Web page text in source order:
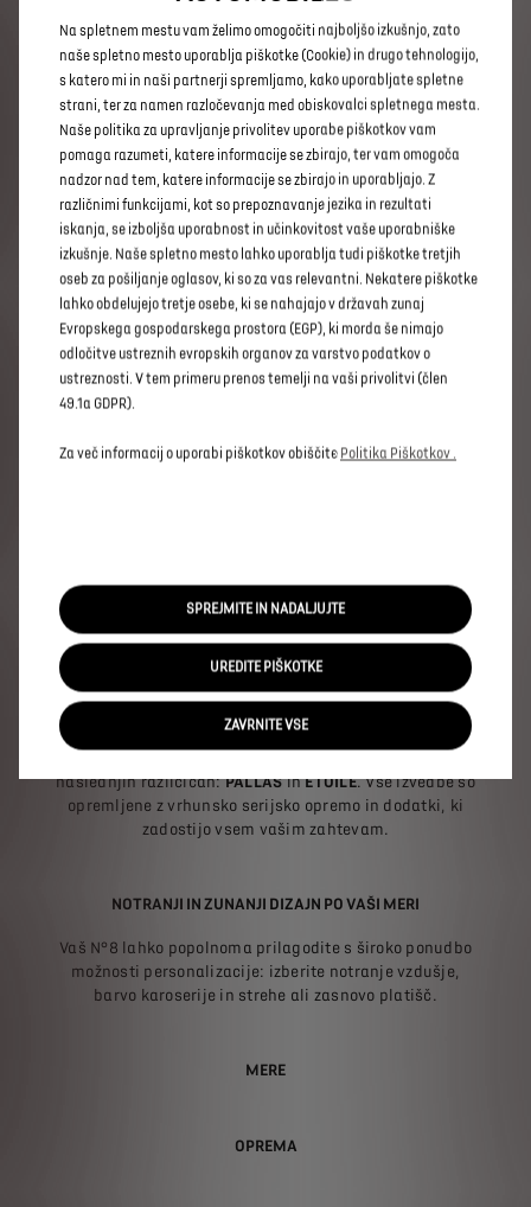
opcijsko
opremo, ki lahko občutno vpliva
na
CO2. Vrednosti
upoštevajo zlasti uporabe in pogojev vožnje,
opreme ali možnosti in se lahko razlikujejo glede
na obliko pnevmatik. Prikazane vrednosti se lahko
razlikujejo
vrednosti, ki se upoštevajo za
določitev
vozili povezanih davkov dajatev,
(med drugim) določajo na podlagi emisij CO2, saj
so za odmero le-teh lahko predpisani tudi drugi
standardi. Za več informacij o uradni porabi goriva
in emisijah CO2 preberite smernico Uredbo o
informacijah
o varčnosti porabe goriva, emisijah
ogljikovega dioksida in emisijah onesnaževal
zunanjega zraka, ki so na voljo potrošnikom o
novih osebnih avtomobilih (Uradni list RS. št. 24-
956/2014).
KONFIGURATOR N°8
našim konfiguratorjem DS – glede na vaše želje in
potrebe: stopnje opreme, pogonski sklopi, oprema,
dizajn …
RAZPOLOŽLJIVE IZVEDBE
naslednjih različicah:PALLASinÉTOILE. Vse izvedbe so
opremljene z vrhunsko serijsko opremo in dodatki, ki
zadostijo vsem vašim zahtevam.
NOTRANJI IN ZUNANJI DIZAJN PO VAŠI MERI
Vaš N°8 lahko popolnoma prilagodite s široko ponudbo
možnosti personalizacije: izberite notranje vzdušje,
barvo karoserije in strehe ali zasnovo platišč.
MERE
OPREMA
Na spletnem mestu vam želimo omogočiti najboljšo izkušnjo, zato
naše spletno mesto uporablja piškotke (Cookie) in drugo tehnologijo,
s katero mi in naši partnerji spremljamo, kako uporabljate spletne
strani, ter za namen razločevanja med obiskovalci spletnega mesta.
Naše politika za upravljanje privolitev uporabe piškotkov vam
pomaga razumeti, katere informacije se zbirajo, ter vam omogoča
nadzor nad tem, katere informacije se zbirajo in uporabljajo. Z
različnimi funkcijami, kot so prepoznavanje jezika in rezultati
iskanja, se izboljša uporabnost in učinkovitost vaše uporabniške
izkušnje. Naše spletno mesto lahko uporablja tudi piškotke tretjih
oseb za pošiljanje oglasov, ki so za vas relevantni. Nekatere piškotke
lahko obdelujejo tretje osebe, ki se nahajajo v državah zunaj
Evropskega gospodarskega prostora (EGP), ki morda še nimajo
odločitve ustreznih evropskih organov za varstvo podatkov o
ustreznosti. V tem primeru prenos temelji na vaši privolitvi (člen
49.1a GDPR).
Za več informacij o uporabi piškotkov obiščite Politika Piškotkov .
UREDITE PIŠKOTKE
SPREJMITE IN NADALJUJTE
ZAVRNITE VSE